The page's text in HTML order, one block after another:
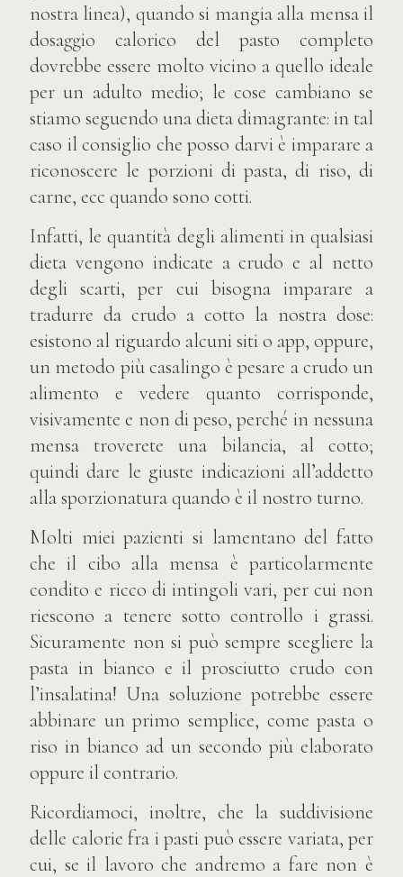
nostra linea), quando si mangia alla mensa il
dosaggio calorico del pasto completo
dovrebbe essere molto vicino a quello ideale
per un adulto medio; le cose cambiano se
stiamo seguendo una dieta dimagrante: in tal
caso il consiglio che posso darvi è imparare a
riconoscere le porzioni di pasta, di riso, di
carne, ecc quando sono cotti.
Infatti, le quantità degli alimenti in qualsiasi
dieta vengono indicate a crudo e al netto
degli scarti, per cui bisogna imparare a
tradurre da crudo a cotto la nostra dose:
esistono al riguardo alcuni siti o app, oppure,
un metodo più casalingo è pesare a crudo un
alimento e vedere quanto corrisponde,
visivamente e non di peso, perché in nessuna
mensa troverete una bilancia, al cotto;
quindi dare le giuste indicazioni all’addetto
alla sporzionatura quando è il nostro turno.
Molti miei pazienti si lamentano del fatto
che il cibo alla mensa è particolarmente
condito e ricco di intingoli vari, per cui non
riescono a tenere sotto controllo i grassi.
Sicuramente non si può sempre scegliere la
pasta in bianco e il prosciutto crudo con
l’insalatina! Una soluzione potrebbe essere
abbinare un primo semplice, come pasta o
riso in bianco ad un secondo più elaborato
oppure il contrario.
Ricordiamoci, inoltre, che la suddivisione
delle calorie fra i pasti può essere variata, per
cui, se il lavoro che andremo a fare non è